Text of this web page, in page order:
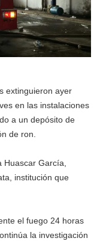
extinguieron ayer
en las instalaciones
a un depósito de
de ron.
Huascar García,
institución que
el fuego 24 horas
la investigación